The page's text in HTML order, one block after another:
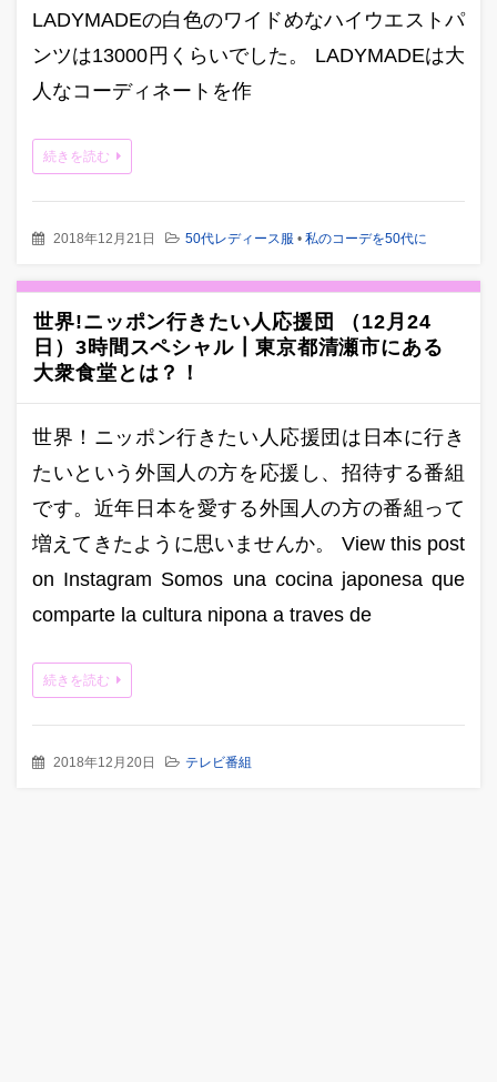
LADYMADEの白色のワイドめなハイウエストパ
ンツは13000円くらいでした。 LADYMADEは大
人なコーディネートを作
続きを読む
2018年12月21日 50代レディース服 • 私のコーデを50代に
世界!ニッポン行きたい人応援団 （12月24
日）3時間スペシャル┃東京都清瀬市にある
大衆食堂とは？！
世界！ニッポン行きたい人応援団は日本に行き
たいという外国人の方を応援し、招待する番組
です。近年日本を愛する外国人の方の番組って
増えてきたように思いませんか。 View this post
on Instagram Somos una cocina japonesa que
comparte la cultura nipona a traves de
続きを読む
2018年12月20日 テレビ番組